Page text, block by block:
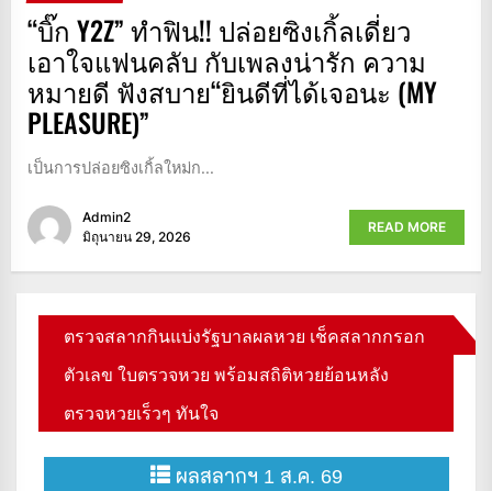
“บิ๊ก Y2Z” ทำฟิน!! ปล่อยซิงเกิ้ลเดี่ยว
เอาใจแฟนคลับ กับเพลงน่ารัก ความ
หมายดี ฟังสบาย“ยินดีที่ได้เจอนะ (MY
PLEASURE)”
เป็นการปล่อยซิงเกิ้ลใหม่ก...
Admin2
มิถุนายน 29, 2026
READ MORE
ตรวจสลากกินแบ่งรัฐบาลผลหวย เช็คสลากกรอก
ตัวเลข ใบตรวจหวย พร้อมสถิติหวยย้อนหลัง
ตรวจหวยเร็วๆ ทันใจ